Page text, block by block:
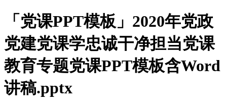
「党课PPT模板」2020年党政
党建党课学忠诚干净担当党课
教育专题党课PPT模板含Word
讲稿.pptx